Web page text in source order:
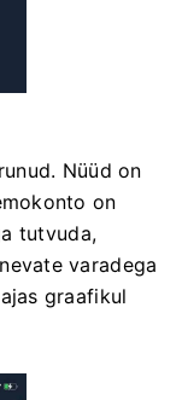
Nüüd on
on
tutvuda,
varadega
graafikul